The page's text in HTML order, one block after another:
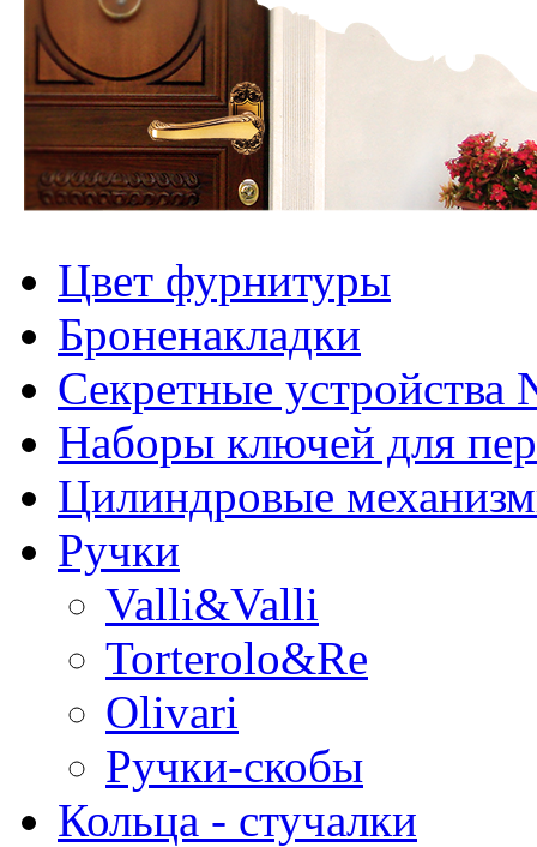
Цвет фурнитуры
Броненакладки
Секретные устройства
Наборы ключей для
Цилиндровые
Ручки
Valli&Valli
Torterolo&Re
Olivari
Ручки-скобы
Кольца - стучалки